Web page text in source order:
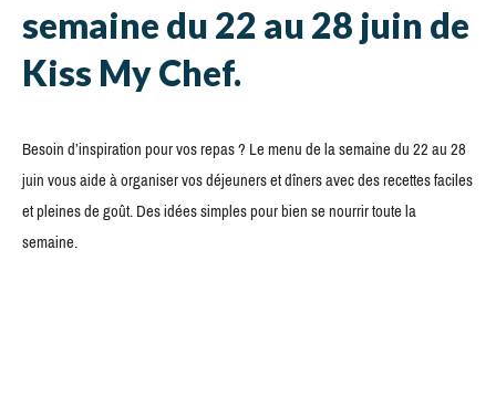
semaine du 22 au 28 juin de
Kiss My Chef.
Besoin d’inspiration pour vos repas ? Le menu de la semaine du 22 au 28
juin vous aide à organiser vos déjeuners et dîners avec des recettes faciles
et pleines de goût. Des idées simples pour bien se nourrir toute la
semaine.